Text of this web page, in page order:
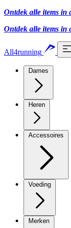
Ontdek alle items in
Ontdek alle items in
All4running
Dames
Heren
Accessoires
Voeding
Merken